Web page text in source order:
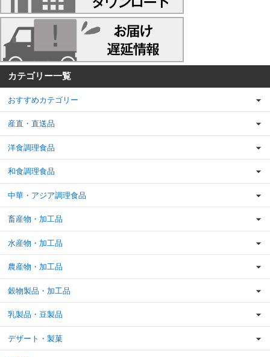
カテゴリー一覧
おすすめカテゴリー
産直・直送品
洋食調理食品
和食調理食品
中華・アジア調理食品
畜産物・加工品
水産物・加工品
農産物・加工品
穀物製品・加工品
乳製品・豆製品
デザート・製菓